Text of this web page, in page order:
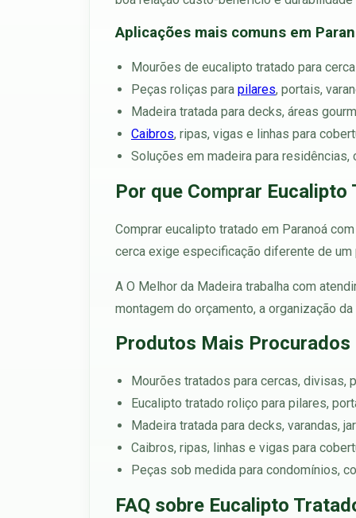
Aplicações mais comuns em
Mourões de eucalipto tratado para
Peças roliças para pilares, portais,
Madeira tratada para decks, áreas
Caibros, ripas, vigas e linhas para
Soluções em madeira para
Por que Comprar Eucalipto
Comprar eucalipto tratado em Paranoá
cerca exige especificação diferente de um
A O Melhor da Madeira trabalha com
montagem do orçamento, a organização
Produtos Mais Procurados
Mourões tratados para cercas, divisas,
Eucalipto tratado roliço para pilares,
Madeira tratada para decks, varandas,
Caibros, ripas, linhas e vigas para
Peças sob medida para condomínios,
FAQ sobre Eucalipto